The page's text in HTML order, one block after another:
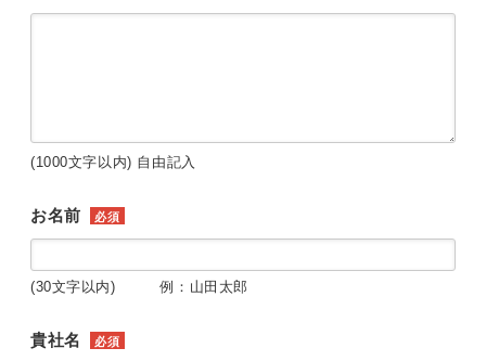
(1000文字以内) 自由記入
お名前 必須
(30文字以内) 例：山田太郎
貴社名 必須